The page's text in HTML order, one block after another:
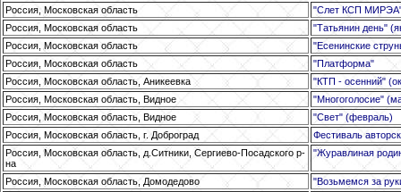
Россия, Московская область
"Слет КСП
Россия, Московская область
"Татьянин день"
Россия, Московская область
"Есенинские
Россия, Московская область
"Платформа"
Россия, Московская область, Аникеевка
"КТП - осенний"
Россия, Московская область, Видное
"Многоголосие"
Россия, Московская область, Видное
"Свет" (февраль)
Россия, Московская область, г. Доброград
Фестиваль
Россия, Московская область, д.Ситники, Сергиево-Посадского р-
на
"Журавлиная
Россия, Московская область, Домодедово
"Возьмемся за